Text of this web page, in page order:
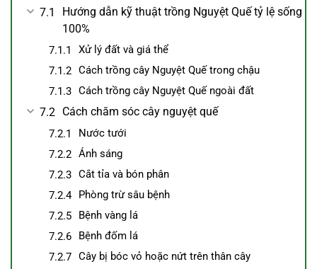
Hướng dẫn kỹ thuật trồng Nguyệt Quế tỷ lệ sống
100%
Xử lý đất và giá thể
Cách trồng cây Nguyệt Quế trong chậu
Cách trồng cây Nguyệt Quế ngoài đất
Cách chăm sóc cây nguyệt quế
Nước tưới
Ánh sáng
Cắt tỉa và bón phân
Phòng trừ sâu bệnh
Bệnh vàng lá
Bệnh đốm lá
Cây bị bóc vỏ hoặc nứt trên thân cây